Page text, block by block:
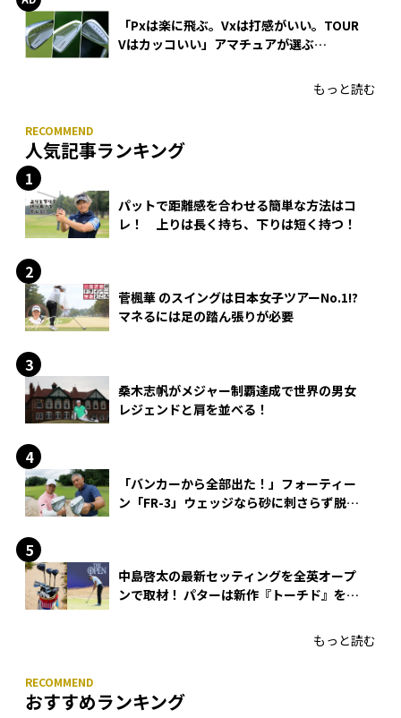
「Pxは楽に飛ぶ。Vxは打感がいい。TOUR
Vはカッコいい」アマチュアが選ぶ
もっと読む
人気記事ランキング
パットで距離感を合わせる簡単な方法はコ
レ！ 上りは長く持ち、下りは短く持つ！
菅楓華 のスイングは日本女子ツアーNo.1!?
マネるには足の踏ん張りが必要
桑木志帆がメジャー制覇達成で世界の男女
レジェンドと肩を並べる！
「バンカーから全部出た！」フォーティー
ン「FR-3」ウェッジなら砂に刺さらず脱出
中島啓太の最新セッティングを全英オープ
ンで取材！ パターは新作『トーチド』を投
もっと読む
おすすめランキング